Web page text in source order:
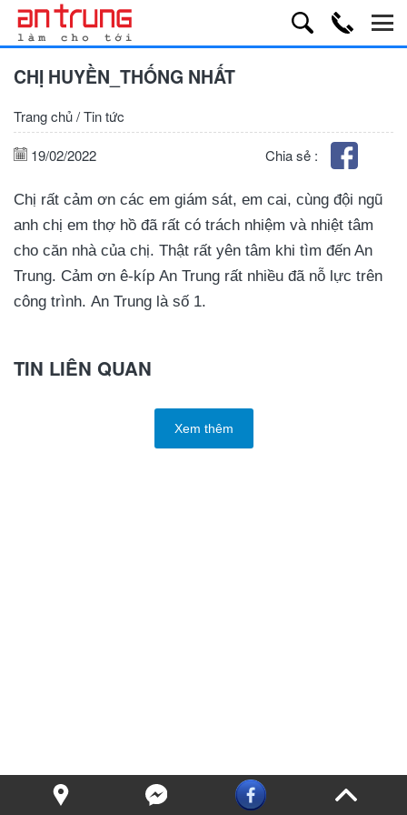
CHỊ HUYỀN_THỐNG NHẤT
Trang chủ/Tin tức
Chia sẻ :
19/02/2022
Chị rất cảm ơn các em giám sát, em cai, cùng đội ngũ
anh chị em thợ hồ đã rất có trách nhiệm và nhiệt tâm
cho căn nhà của chị. Thật rất yên tâm khi tìm đến An
Trung. Cảm ơn ê-kíp An Trung rất nhiều đã nỗ lực trên
công trình. An Trung là số 1.
TIN LIÊN QUAN
Xem thêm